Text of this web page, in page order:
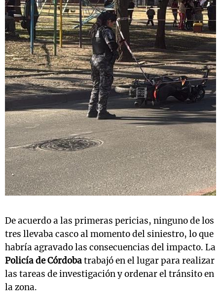
De acuerdo a las primeras pericias, ninguno de los
tres llevaba casco al momento del siniestro, lo que
habría agravado las consecuencias del impacto. La
Policía de Córdobatrabajó en el lugar para realizar
las tareas de investigación y ordenar el tránsito en
la zona.